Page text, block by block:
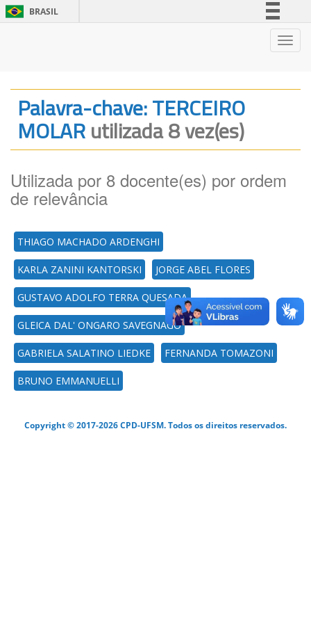
BRASIL
Legislação
Canais
Palavra-chave: TERCEIRO
MOLARutilizada 8 vez(es)
Utilizada por 8 docente(es) por ordem
de relevância
THIAGO MACHADO ARDENGHI
KARLA ZANINI KANTORSKI JORGE ABEL FLORES
GUSTAVO ADOLFO TERRA QUESADA
GLEICA DAL' ONGARO SAVEGNAGO
GABRIELA SALATINO LIEDKE FERNANDA TOMAZONI
BRUNO EMMANUELLI
Copyright © 2017-2026 CPD-UFSM. Todos os direitos reservados.